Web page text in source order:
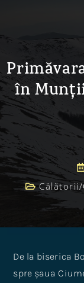
în
Călătorii/
De la biserica
spre șaua